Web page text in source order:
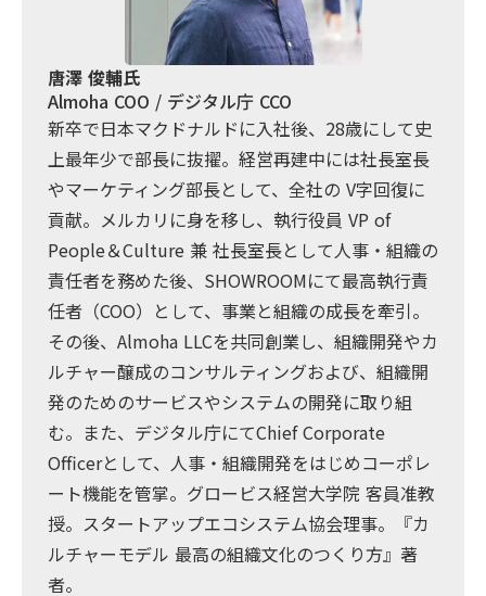
唐澤 俊輔氏
Almoha COO / デジタル庁 CCO
新卒で日本マクドナルドに入社後、28歳にして史
上最年少で部長に抜擢。経営再建中には社長室長
やマーケティング部長として、全社の V字回復に
貢献。メルカリに身を移し、執行役員 VP of
People＆Culture 兼 社長室長として人事・組織の
責任者を務めた後、SHOWROOMにて最高執行責
任者（COO）として、事業と組織の成長を牽引。
その後、Almoha LLCを共同創業し、組織開発やカ
ルチャー醸成のコンサルティングおよび、組織開
発のためのサービスやシステムの開発に取り組
む。また、デジタル庁にてChief Corporate
Officerとして、人事・組織開発をはじめコーポレ
ート機能を管掌。グロービス経営大学院 客員准教
授。スタートアップエコシステム協会理事。『カ
ルチャーモデル 最高の組織文化のつくり方』著
者。